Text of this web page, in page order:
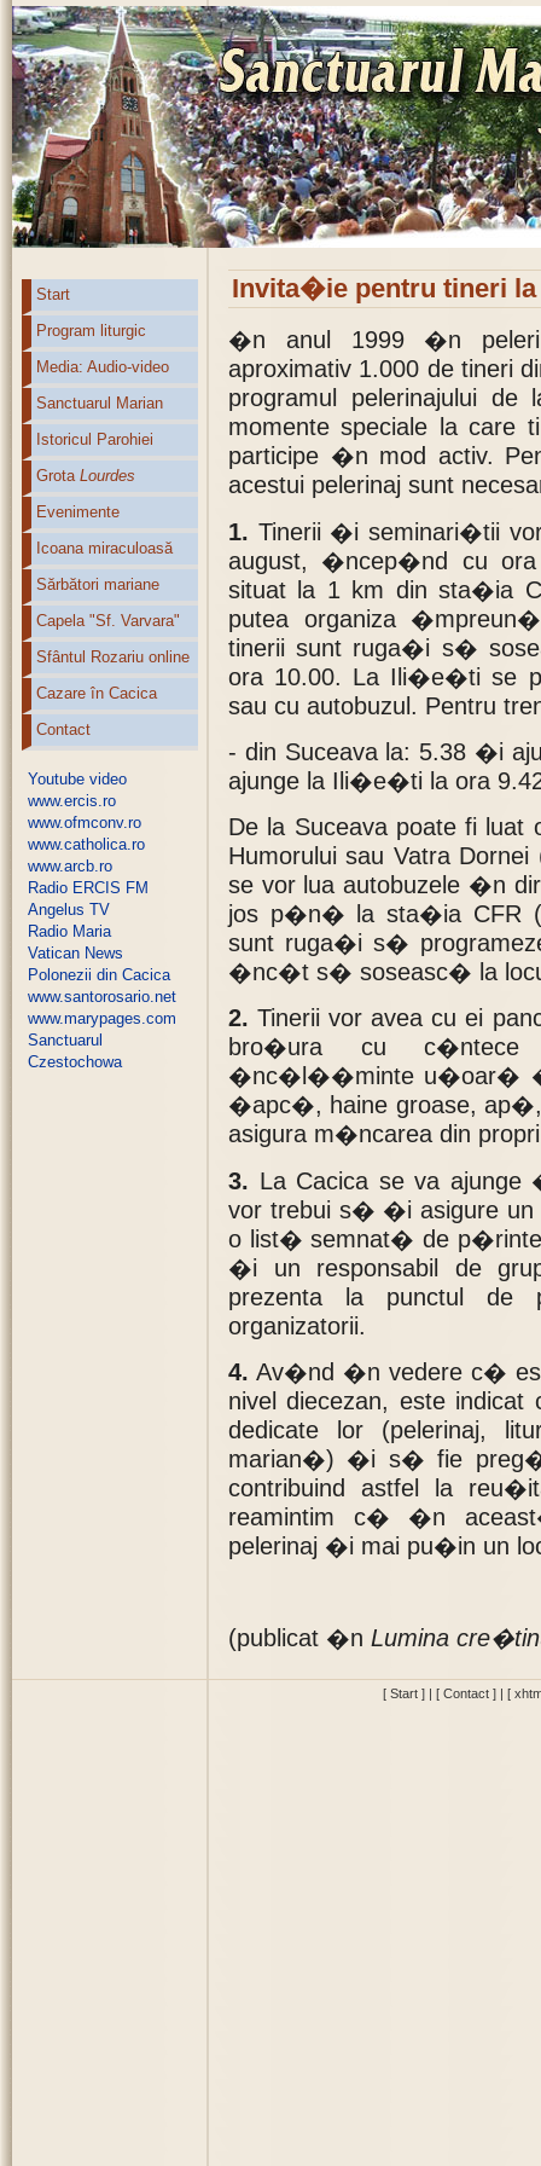
Start
Program liturgic
Media: Audio-video
Sanctuarul Marian
Istoricul Parohiei
Grota Lourdes
Evenimente
Icoana miraculoasă
Sărbători mariane
Capela "Sf. Varvara"
Sfântul Rozariu online
Cazare în Cacica
Contact
Youtube video
www.ercis.ro
www.ofmconv.ro
www.catholica.ro
www.arcb.ro
Radio ERCIS FM
Angelus TV
Radio Maria
Vatican News
Polonezii din Cacica
www.santorosario.net
www.marypages.com
Sanctuarul
Czestochowa
Invita�ie pentru tineri la
�n anul 1999 �n
aproximativ 1.000 de tineri
programul pelerinajului
momente speciale la
participe �n mod activ.
acestui pelerinaj sunt
1. Tinerii �i seminari�tii
august, �ncep�nd cu
situat la 1 km din sta�ia
putea organiza
tinerii sunt ruga�i s�
ora 10.00. La Ili�e�ti se
sau cu autobuzul. Pentru
- din Suceava la: 5.38 �i
ajunge la Ili�e�ti la ora
De la Suceava poate fi luat
Humorului sau Vatra
se vor lua autobuzele �n
jos p�n� la sta�ia CFR
sunt ruga�i s�
�nc�t s� soseasc� la
2. Tinerii vor avea cu ei
bro�ura cu
�nc�l��minte u�oar�
�apc�, haine groase,
asigura m�ncarea din
3. La Cacica se va
vor trebui s� �i asigure un
o list� semnat� de
�i un responsabil de
prezenta la punctul
organizatorii.
4. Av�nd �n vedere c�
nivel diecezan, este
dedicate lor (pelerinaj,
marian�) �i s� fie
contribuind astfel la
reamintim c� �n
pelerinaj �i mai pu�in un
(publicat �n Lumina
[ Start ] | [ Contact ] | [